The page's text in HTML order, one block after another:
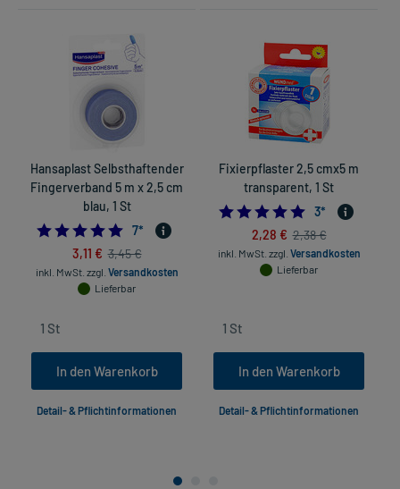
Hansaplast Selbsthaftender
Fingerverband 5 m x 2,5 cm
blau, 1 St
4.714285714285714
7*
3,11 € 3,45 €
inkl. MwSt. zzgl. Versandkosten
Lieferbar
In den Warenkorb
Detail- & Pflichtinformationen
Fixierpflaster 2,5 cmx5 m
transparent, 1 St
5.0
3*
2,28 € 2,38 €
inkl. MwSt. zzgl. Versandkosten
Lieferbar
In den Warenkorb
Detail- & Pflichtinformationen